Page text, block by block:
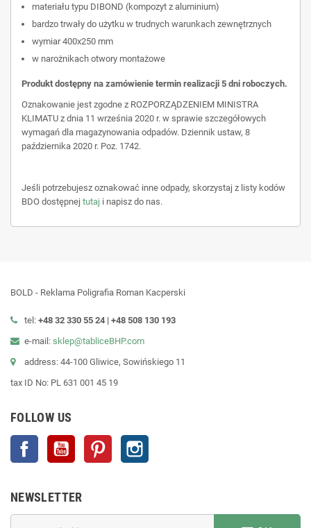
materiału typu DIBOND (kompozyt z aluminium)
bardzo trwały do użytku w trudnych warunkach zewnętrznych
wymiar 400x250 mm
w narożnikach otwory montażowe
Produkt dostępny na zamówienie termin realizacji 5 dni roboczych.
Oznakowanie jest zgodne z ROZPORZĄDZENIEM MINISTRA
KLIMATU z dnia 11 września 2020 r. w sprawie szczegółowych
wymagań dla magazynowania odpadów. Dziennik ustaw, 8
października 2020 r. Poz. 1742.
Jeśli potrzebujesz oznakować inne odpady, skorzystaj z listy kodów
BDO dostępnej tutaj i napisz do nas.
BOLD - Reklama Poligrafia Roman Kacperski
tel: +48 32 330 55 24 | +48 508 130 193
e-mail: sklep@tabliceBHP.com
address: 44-100 Gliwice, Sowińskiego 11
tax ID No: PL 631 001 45 19
FOLLOW US
Facebook YouTube Pinterest
NEWSLETTER